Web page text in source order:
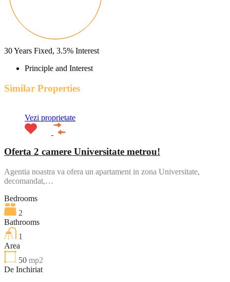
30Years Fixed, 3.5% Interest
Principle and Interest
Similar Properties
Vezi proprietate
Oferta 2 camere Universitate metrou!
Agentia noastra va ofera un apartament in zona Universitate,
decomandat,…
Bedrooms
2
Bathrooms
1
Area
50 mp2
De Inchiriat